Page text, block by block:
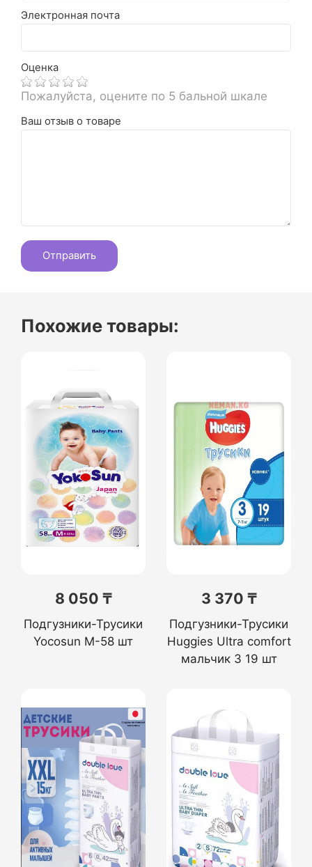
Электронная почта
Оценка
Пожалуйста, оцените по 5 бальной шкале
Ваш отзыв о товаре
Похожие товары:
8 050 ₸
Подгузники-Трусики
Yocosun M-58 шт
3 370 ₸
Подгузники-Трусики
Huggies Ultra comfort
мальчик 3 19 шт